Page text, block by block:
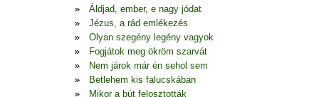
Áldjad, ember, e nagy jódat
Jézus, a rád emlékezés
Olyan szegény legény vagyok
Fogjátok meg ökröm szarvát
Nem járok már én sehol sem
Betlehem kis falucskában
Mikor a bút felosztották